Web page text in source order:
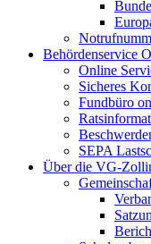
Behördenservice
Online
Sicheres
Fundbüro
SEPA
Über die VG-